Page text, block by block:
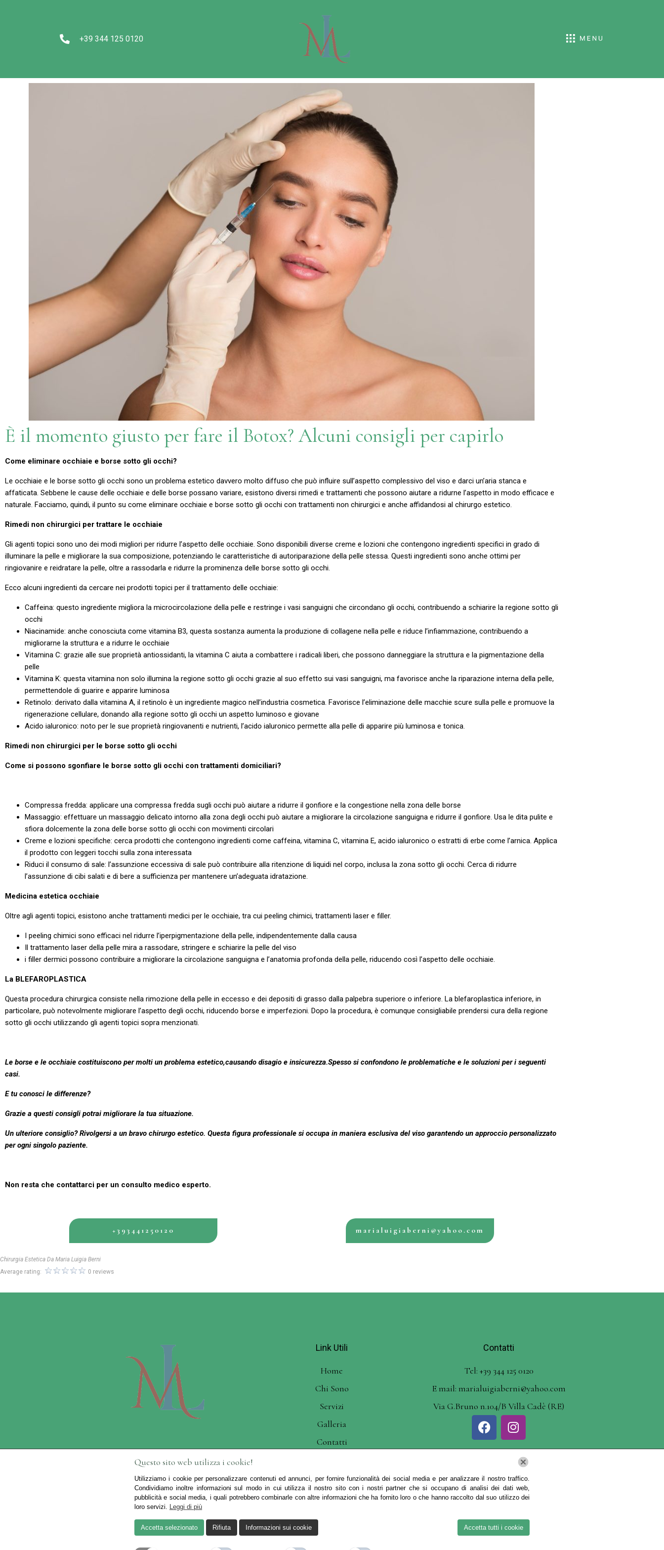
+39 344 125 0120
È il momento giusto per fare il Botox? Alcuni consigli per capirlo
Come eliminare occhiaie e borse sotto gli occhi?
Le occhiaie e le borse sotto gli occhi sono un problema estetico davvero molto diffuso che può influire sull’aspetto complessivo del viso e darci un’aria stanca e
affaticata. Sebbene le cause delle occhiaie e delle borse possano variare, esistono diversi rimedi e trattamenti che possono aiutare a ridurne l’aspetto in modo efficace e
naturale. Facciamo, quindi, il punto su come eliminare occhiaie e borse sotto gli occhi con trattamenti non chirurgici e anche affidandosi al chirurgo estetico.
Rimedi non chirurgici per trattare le occhiaie
Gli agenti topici sono uno dei modi migliori per ridurre l’aspetto delle occhiaie. Sono disponibili diverse creme e lozioni che contengono ingredienti specifici in grado di
illuminare la pelle e migliorare la sua composizione, potenziando le caratteristiche di autoriparazione della pelle stessa. Questi ingredienti sono anche ottimi per
ringiovanire e reidratare la pelle, oltre a rassodarla e ridurre la prominenza delle borse sotto gli occhi.
Ecco alcuni ingredienti da cercare nei prodotti topici per il trattamento delle occhiaie:
Caffeina: questo ingrediente migliora la microcircolazione della pelle e restringe i vasi sanguigni che circondano gli occhi, contribuendo a schiarire la regione sotto gli
occhi
Niacinamide: anche conosciuta come vitamina B3, questa sostanza aumenta la produzione di collagene nella pelle e riduce l’infiammazione, contribuendo a
migliorarne la struttura e a ridurre le occhiaie
Vitamina C: grazie alle sue proprietà antiossidanti, la vitamina C aiuta a combattere i radicali liberi, che possono danneggiare la struttura e la pigmentazione della
pelle
Vitamina K: questa vitamina non solo illumina la regione sotto gli occhi grazie al suo effetto sui vasi sanguigni, ma favorisce anche la riparazione interna della pelle,
permettendole di guarire e apparire luminosa
Retinolo: derivato dalla vitamina A, il retinolo è un ingrediente magico nell’industria cosmetica. Favorisce l’eliminazione delle macchie scure sulla pelle e promuove la
rigenerazione cellulare, donando alla regione sotto gli occhi un aspetto luminoso e giovane
Acido ialuronico: noto per le sue proprietà ringiovanenti e nutrienti, l’acido ialuronico permette alla pelle di apparire più luminosa e tonica.
Rimedi non chirurgici per le borse sotto gli occhi
Come si possono sgonfiare le borse sotto gli occhi con trattamenti domiciliari?
Compressa fredda: applicare una compressa fredda sugli occhi può aiutare a ridurre il gonfiore e la congestione nella zona delle borse
Massaggio: effettuare un massaggio delicato intorno alla zona degli occhi può aiutare a migliorare la circolazione sanguigna e ridurre il gonfiore. Usa le dita pulite e
sfiora dolcemente la zona delle borse sotto gli occhi con movimenti circolari
Creme e lozioni specifiche: cerca prodotti che contengono ingredienti come caffeina, vitamina C, vitamina E, acido ialuronico o estratti di erbe come l’arnica. Applica
il prodotto con leggeri tocchi sulla zona interessata
Riduci il consumo di sale: l’assunzione eccessiva di sale può contribuire alla ritenzione di liquidi nel corpo, inclusa la zona sotto gli occhi. Cerca di ridurre
l’assunzione di cibi salati e di bere a sufficienza per mantenere un’adeguata idratazione.
Medicina estetica occhiaie
Oltre agli agenti topici, esistono anche trattamenti medici per le occhiaie, tra cui peeling chimici, trattamenti laser e filler.
I peeling chimici sono efficaci nel ridurre l’iperpigmentazione della pelle, indipendentemente dalla causa
Il trattamento laser della pelle mira a rassodare, stringere e schiarire la pelle del viso
i filler dermici possono contribuire a migliorare la circolazione sanguigna e l’anatomia profonda della pelle, riducendo così l’aspetto delle occhiaie.
La BLEFAROPLASTICA
Questa procedura chirurgica consiste nella rimozione della pelle in eccesso e dei depositi di grasso dalla palpebra superiore o inferiore. La blefaroplastica inferiore, in
particolare, può notevolmente migliorare l’aspetto degli occhi, riducendo borse e imperfezioni. Dopo la procedura, è comunque consigliabile prendersi cura della regione
sotto gli occhi utilizzando gli agenti topici sopra menzionati.
Le borse e le occhiaie costituiscono per molti un problema estetico,causando disagio e insicurezza.Spesso si confondono le problematiche e le soluzioni per i seguenti
casi.
E tu conosci le differenze?
Grazie a questi consigli potrai migliorare la tua situazione.
Un ulteriore consiglio? Rivolgersi a un bravo chirurgo estetico. Questa figura professionale si occupa in maniera esclusiva del viso garantendo un approccio personalizzato
per ogni singolo paziente.
Non resta che contattarci per un consulto medico esperto.
+393441250120 marialuigiaberni@yahoo.com
Chirurgia Estetica Da Maria Luigia Berni
Average rating:
0 reviews
Link Utili
Home
Chi Sono
Servizi
Galleria
Contatti
Contatti
Tel: +39 344 125 0120
E mail: marialuigiaberni@yahoo.com
Via G.Bruno n.104/B Villa Cadè (RE)
Local Web – Agenzia Web Marketing MilanoCopyrights © 2025 Chirurgia Estetica Da Maria Luigia Berni – P. IVA BRNMLG87C61F463T | Tutti i
Questo sito web utilizza i cookie!
Utilizziamo i cookie per personalizzare contenuti ed annunci, per fornire funzionalità dei social media e per analizzare il nostro traffico.
Condividiamo inoltre informazioni sul modo in cui utilizza il nostro sito con i nostri partner che si occupano di analisi dei dati web,
pubblicità e social media, i quali potrebbero combinarle con altre informazioni che ha fornito loro o che hanno raccolto dal suo utilizzo dei
loro servizi. Leggi di più
Accetta selezionato Rifiuta Informazioni sui cookie Accetta tutti i cookie